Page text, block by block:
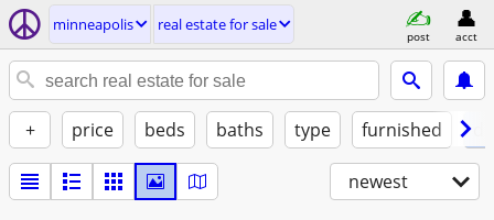
minneapolis real estate for sale
post acct
+ price beds baths type furnished
newest